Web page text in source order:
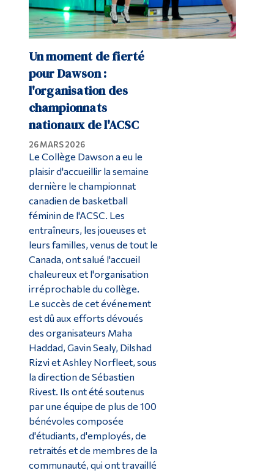
Un moment de fierté
pour Dawson :
l'organisation des
championnats
nationaux de l'ACSC
26 MARS 2026
Le Collège Dawson a eu le
plaisir d'accueillir la semaine
dernière le championnat
canadien de basketball
féminin de l'ACSC. Les
entraîneurs, les joueuses et
leurs familles, venus de tout le
Canada, ont salué l'accueil
chaleureux et l'organisation
irréprochable du collège.
Le succès de cet événement
est dû aux efforts dévoués
des organisateurs Maha
Haddad, Gavin Sealy, Dilshad
Rizvi et Ashley Norfleet, sous
la direction de Sébastien
Rivest. Ils ont été soutenus
par une équipe de plus de 100
bénévoles composée
d'étudiants, d'employés, de
retraités et de membres de la
communauté, qui ont travaillé